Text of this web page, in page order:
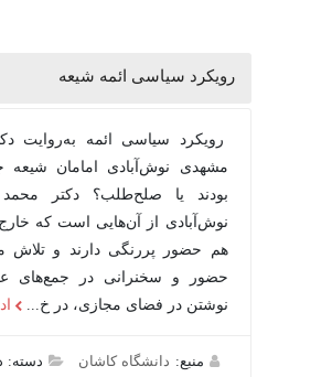
رویکرد سیاسی ائمه شیعه
رویکرد سیاسی ائمه به‌روایت دکتر
مشهدی نوش‌آبادی امامان شیعه
بودند یا صلح‌طلب؟ دکتر محمد
نوش‌آبادی از آن‌هایی است که خارج
هم حضور پررنگی دارند و تلاش می‌کنند
حضور و سخنرانی در جمع‌های عمومی
نوشتن در فضای مجازی، در خ...
ادامه
منبع:دانشگاه کاشان
دسته: